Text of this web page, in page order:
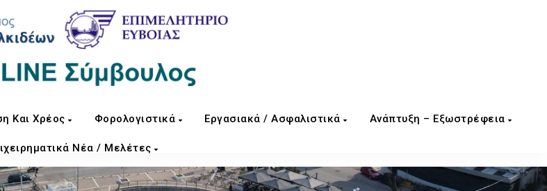
Και Χρέος Φορολογιστικά Εργασιακά / Ασφαλιστικά Ανάπτυξη – Εξωστρέφεια
Νέα / Μελέτες